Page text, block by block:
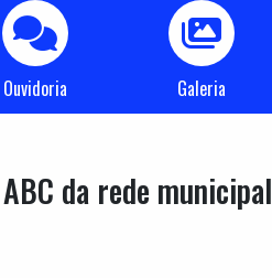
Ouvidoria Galeria
da rede municipal